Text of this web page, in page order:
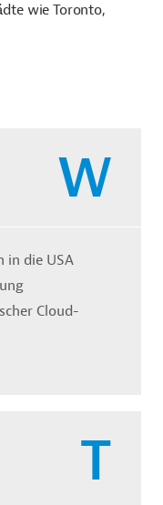
wie Toronto,
W
in die USA
Cloud-
T